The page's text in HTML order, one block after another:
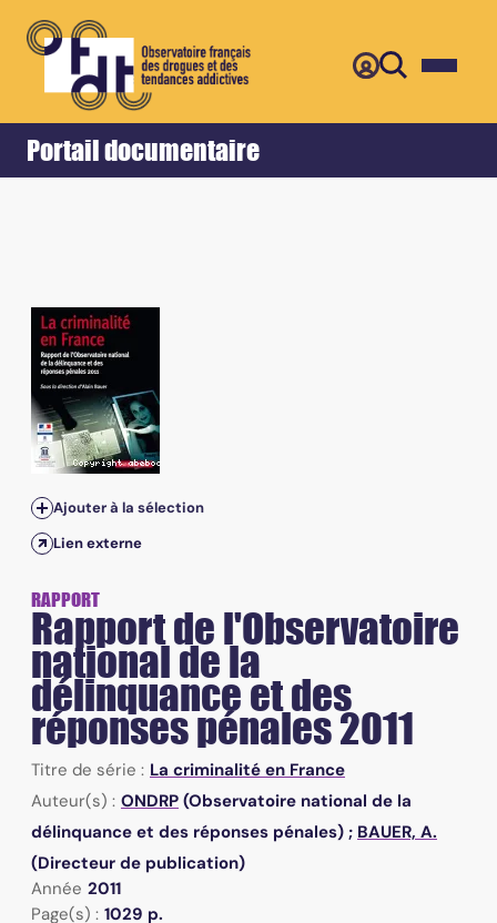
Portail documentaire
Accueil Retour
Ajouter à la sélection
Lien externe
RAPPORT
Rapport de l'Observatoire
national de la
délinquance et des
réponses pénales 2011
Titre de série : La criminalité en France
Auteur(s) : ONDRP (Observatoire national de la
délinquance et des réponses pénales) ; BAUER, A.
(Directeur de publication)
Année 2011
Page(s) : 1029 p.